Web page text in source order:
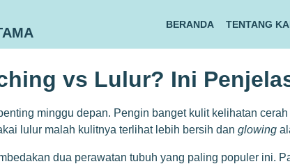
BERANDA TENTANG
vs Lulur? Ini
minggu depan. Pengin banget kulit kelihatan
lulur malah kulitnya terlihat lebih bersih dan glowing
dua perawatan tubuh yang paling populer ini.